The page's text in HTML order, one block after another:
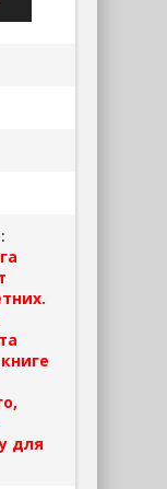
для